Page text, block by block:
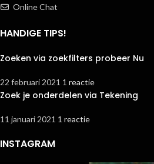
Online Chat
HANDIGE TIPS!
Zoeken via zoekfilters probeer Nu
22 februari 2021 1 reactie
Zoek je onderdelen via Tekening
11 januari 2021 1 reactie
INSTAGRAM